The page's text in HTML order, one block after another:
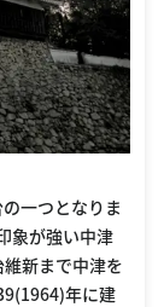
一つとなりま
象が強い中津
新まで中津を
年に建